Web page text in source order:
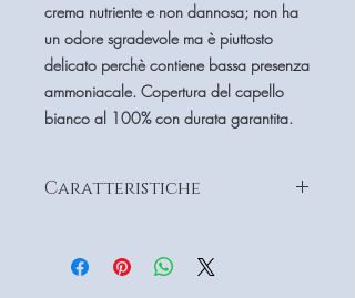
crema nutriente e non dannosa; non ha
un odore sgradevole ma è piuttosto
delicato perchè contiene bassa presenza
ammoniacale. Copertura del capello
bianco al 100% con durata garantita.
Caratteristiche
cosmetica, rispetta i capelli, anche